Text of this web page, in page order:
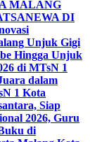
MALANG
DI
Unjuk Gigi
Hingga Unjuk
di MTsN 1
dalam
1 Kota
Siap
2026, Guru
di